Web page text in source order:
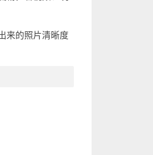
来的照片清晰度